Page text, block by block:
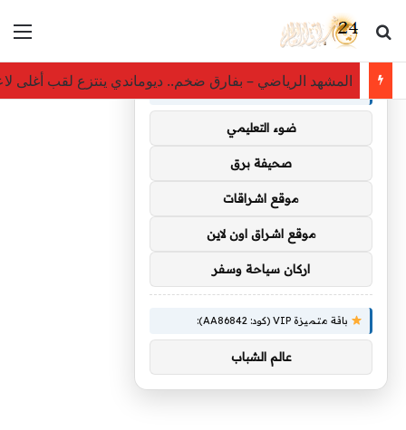
بحث عن
المشهد الرياضي – بفارق ضخم.. ديوماندي ينتزع لقب أغلى
توصيات :
باقة متميزة VIP (كود: AA35872):
ضوء التعليمي
صحيفة برق
موقع اشراقات
موقع اشراق اون لاين
اركان سياحة وسفر
باقة متميزة VIP (كود: AA86842):
عالم الشباب